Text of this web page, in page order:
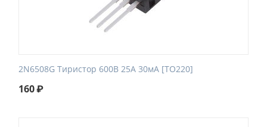
2N6508G Тиристор 600В 25А 30мА [TO220]
160₽